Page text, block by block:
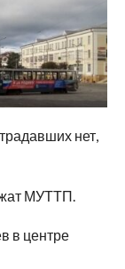
нет,
МУТТП.
в центре